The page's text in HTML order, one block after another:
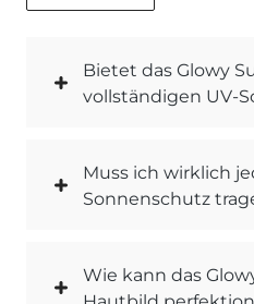
Bietet das Glowy
vollständigen UV-
Muss ich wirklich
Sonnenschutz
Wie kann das